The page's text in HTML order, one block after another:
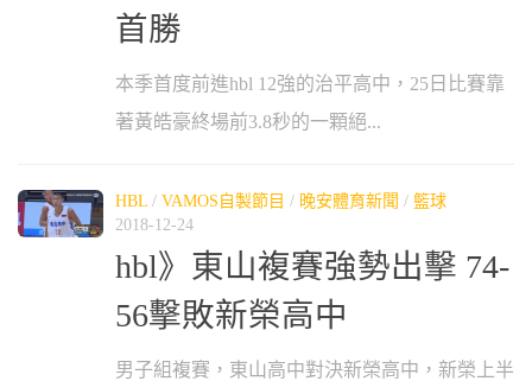
首勝
本季首度前進hbl 12強的治平高中，25日比賽靠
著黃皓豪終場前3.8秒的一顆絕...
HBL / VAMOS自製節目 / 晚安體育新聞 / 籃球
2018-12-24
hbl》東山複賽強勢出擊 74-
56擊敗新榮高中
男子組複賽，東山高中對決新榮高中，新榮上半